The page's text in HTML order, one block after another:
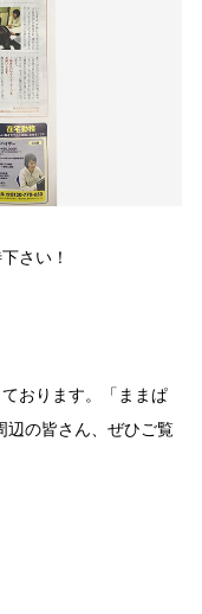
さい！
おります。「ままぱ
辺の皆さん、ぜひご覧